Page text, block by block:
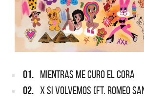
01. MIENTRAS ME CURO EL CORA
02. X SI VOLVEMOS (FT. ROMEO